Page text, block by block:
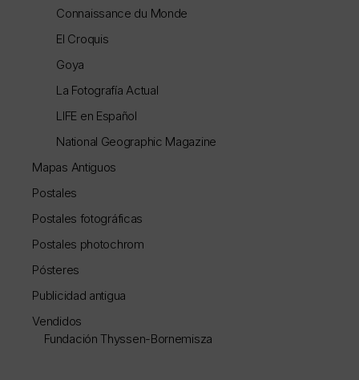
Connaissance du Monde
El Croquis
Goya
La Fotografía Actual
LIFE en Español
National Geographic Magazine
Mapas Antiguos
Postales
Postales fotográficas
Postales photochrom
Pósteres
Publicidad antigua
Vendidos
Fundación Thyssen-Bornemisza